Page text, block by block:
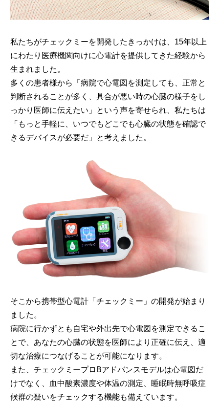
私たちがチェックミーを開発したきっかけは、15年以上
にわたり医療機関向けに心電計を提供してきた経験から
生まれました。
多くの患者様から「病院で心電図を測定しても、正常と
判断されることが多く、具合が悪い時の心臓の様子をし
っかり医師に伝えたい」という声を寄せられ、私たちは
「もっと手軽に、いつでもどこでも心臓の状態を確認で
きるデバイスが必要だ」と考えました。
そこから携帯型心電計「チェックミー」の開発が始まり
ました。
病院に行かずとも自宅や外出先で心電図を測定できるこ
とで、あなたの心臓の状態を医師により正確に伝え、適
切な治療につなげることが可能になります。
また、チェックミープロBアドバンスモデルは心電図だ
けでなく、血中酸素濃度や体温の測定、睡眠時無呼吸症
候群の疑いをチェックする機能も備えています。